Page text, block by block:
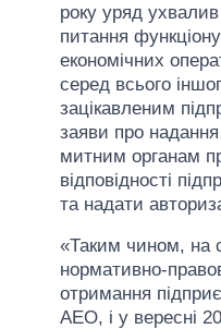
року уряд
питання
економічних
серед всього
зацікавленим
заяви про
митним органам
відповідності
та надати
«Таким чином, на
нормативно-
отримання
АЕО, і у вересні